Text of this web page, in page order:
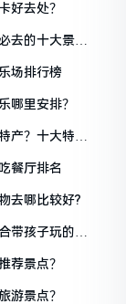
好去处？
去的十大景
场排行榜
哪里安排？
产？十大特产
餐厅排名
去哪比较好?
带孩子玩的地
荐景点？
游景点？